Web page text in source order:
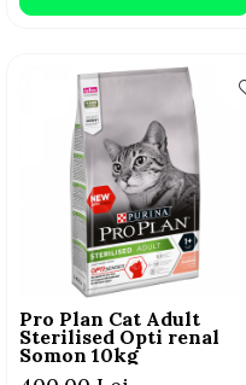
Pro Plan Cat Adult
Sterilised Opti renal
Somon 10kg